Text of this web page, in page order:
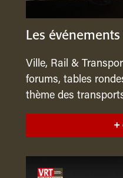
Les événements
Ville, Rail &
forums, tables
thème des
+